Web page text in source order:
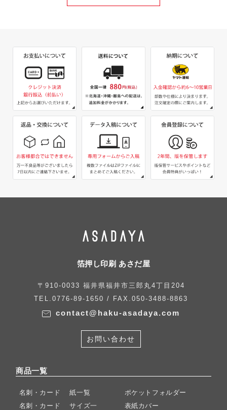
箔押し印刷 あさだ屋
〒910-0033 福井県福井市三郎丸4丁目204
TEL.0776-89-1650 / FAX.050-3488-8863
contact@haku-asadaya.com
お問い合わせ
商品一覧
名刺・カード 紙一覧
名刺・カード サイズ一
ポケットフォルダー
表紙カバー